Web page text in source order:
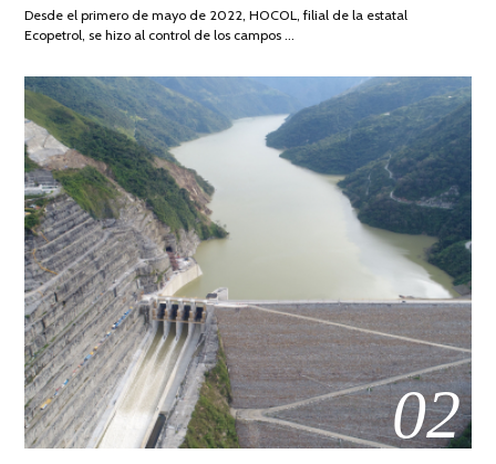
2026
Desde el primero de mayo de 2022, HOCOL, filial de la estatal
Ecopetrol, se hizo al control de los campos …
02